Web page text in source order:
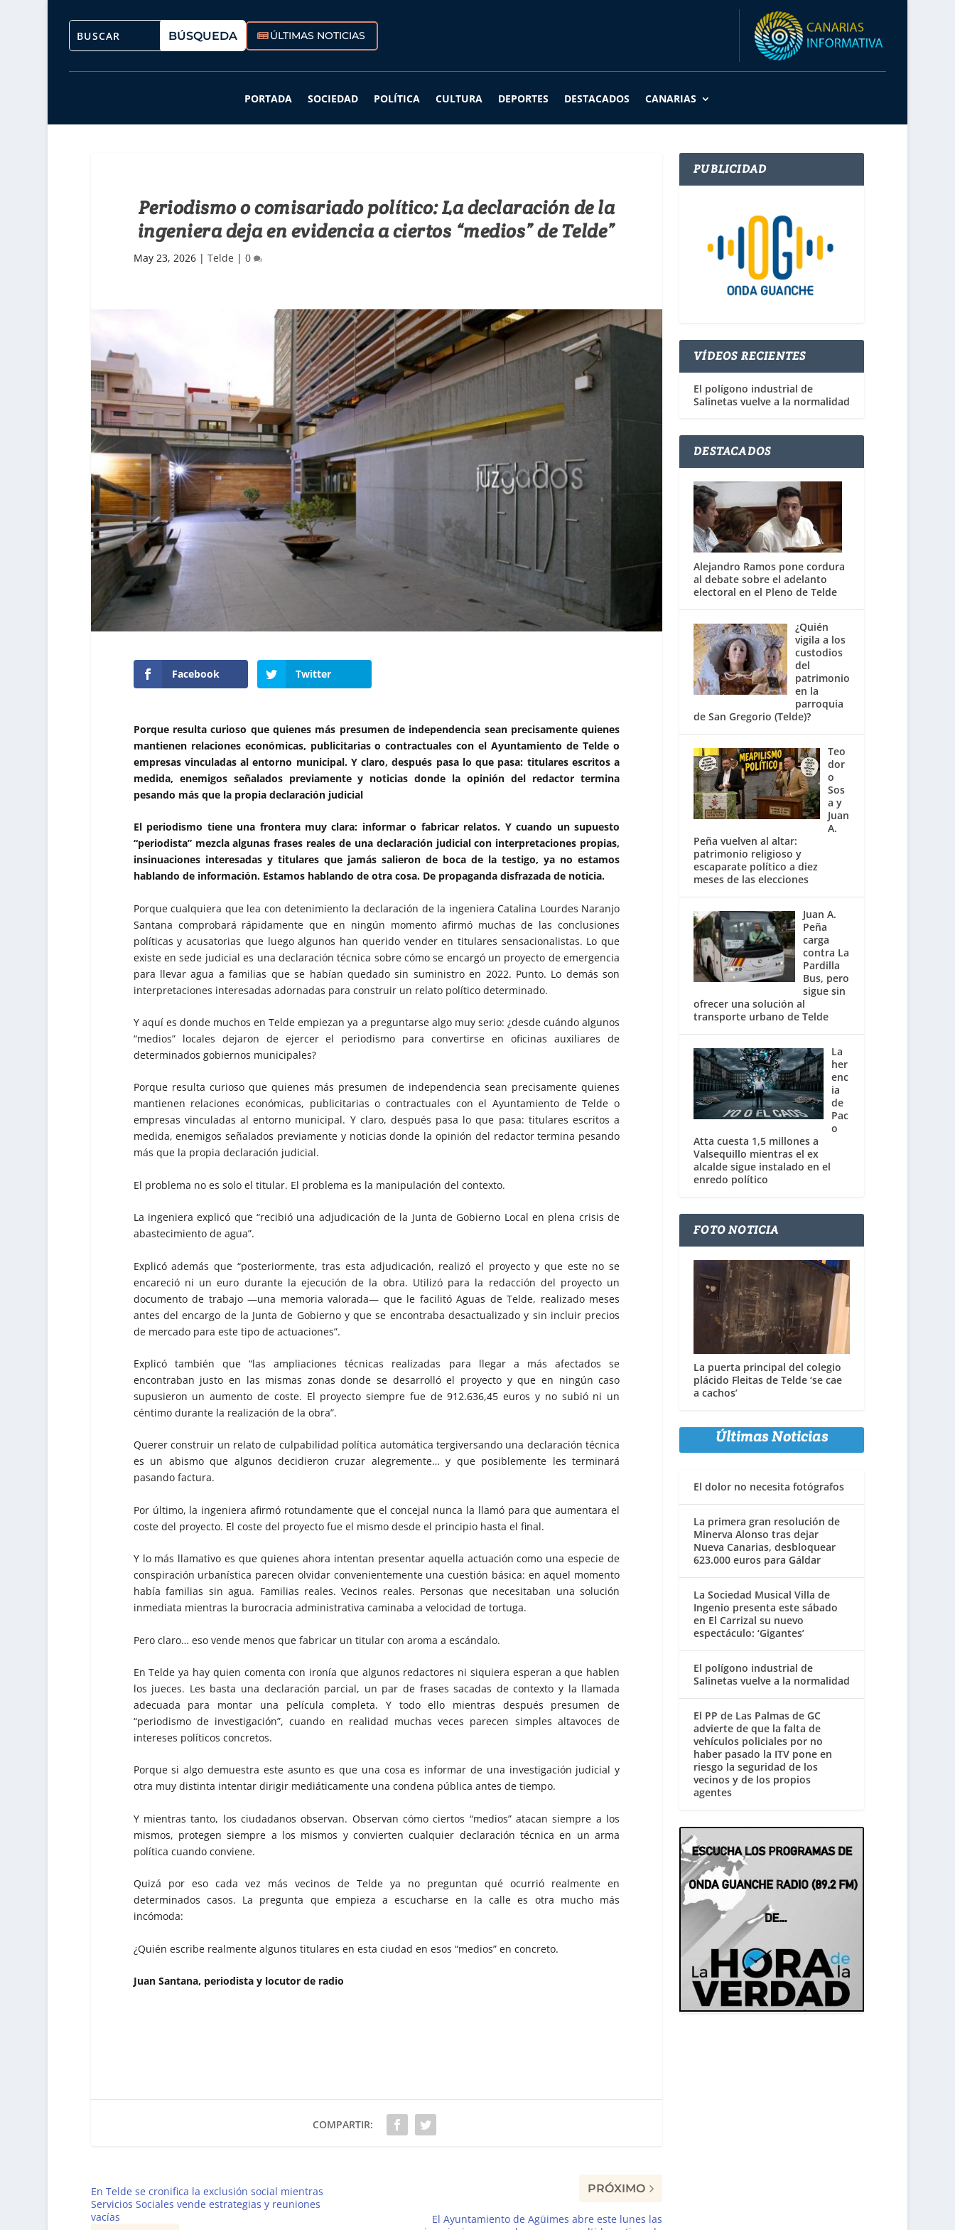
ÚLTIMAS NOTICIAS
PORTADA SOCIEDAD POLÍTICA CULTURA DEPORTES DESTACADOS CANARIAS
Periodismo o comisariado político: La declaración de la
ingeniera deja en evidencia a ciertos “medios” de Telde”
May 23, 2026| Telde | 0
Facebook Twitter
Porque resulta curioso que quienes más presumen de independencia sean precisamente quienes
mantienen relaciones económicas, publicitarias o contractuales con el Ayuntamiento de Telde o
empresas vinculadas al entorno municipal. Y claro, después pasa lo que pasa: titulares escritos a
medida, enemigos señalados previamente y noticias donde la opinión del redactor termina
pesando más que la propia declaración judicial
El periodismo tiene una frontera muy clara: informar o fabricar relatos. Y cuando un supuesto
“periodista” mezcla algunas frases reales de una declaración judicial con interpretaciones propias,
insinuaciones interesadas y titulares que jamás salieron de boca de la testigo, ya no estamos
hablando de información. Estamos hablando de otra cosa. De propaganda disfrazada de noticia.
Porque cualquiera que lea con detenimiento la declaración de la ingeniera Catalina Lourdes Naranjo
Santana comprobará rápidamente que en ningún momento afirmó muchas de las conclusiones
políticas y acusatorias que luego algunos han querido vender en titulares sensacionalistas. Lo que
existe en sede judicial es una declaración técnica sobre cómo se encargó un proyecto de emergencia
para llevar agua a familias que se habían quedado sin suministro en 2022. Punto. Lo demás son
interpretaciones interesadas adornadas para construir un relato político determinado.
Y aquí es donde muchos en Telde empiezan ya a preguntarse algo muy serio: ¿desde cuándo algunos
“medios” locales dejaron de ejercer el periodismo para convertirse en oficinas auxiliares de
determinados gobiernos municipales?
Porque resulta curioso que quienes más presumen de independencia sean precisamente quienes
mantienen relaciones económicas, publicitarias o contractuales con el Ayuntamiento de Telde o
empresas vinculadas al entorno municipal. Y claro, después pasa lo que pasa: titulares escritos a
medida, enemigos señalados previamente y noticias donde la opinión del redactor termina pesando
más que la propia declaración judicial.
El problema no es solo el titular. El problema es la manipulación del contexto.
La ingeniera explicó que “recibió una adjudicación de la Junta de Gobierno Local en plena crisis de
abastecimiento de agua”.
Explicó además que “posteriormente, tras esta adjudicación, realizó el proyecto y que este no se
encareció ni un euro durante la ejecución de la obra. Utilizó para la redacción del proyecto un
documento de trabajo —una memoria valorada— que le facilitó Aguas de Telde, realizado meses
antes del encargo de la Junta de Gobierno y que se encontraba desactualizado y sin incluir precios
de mercado para este tipo de actuaciones”.
Explicó también que “las ampliaciones técnicas realizadas para llegar a más afectados se
encontraban justo en las mismas zonas donde se desarrolló el proyecto y que en ningún caso
supusieron un aumento de coste. El proyecto siempre fue de 912.636,45 euros y no subió ni un
céntimo durante la realización de la obra”.
Querer construir un relato de culpabilidad política automática tergiversando una declaración técnica
es un abismo que algunos decidieron cruzar alegremente… y que posiblemente les terminará
pasando factura.
Por último, la ingeniera afirmó rotundamente que el concejal nunca la llamó para que aumentara el
coste del proyecto. El coste del proyecto fue el mismo desde el principio hasta el final.
Y lo más llamativo es que quienes ahora intentan presentar aquella actuación como una especie de
conspiración urbanística parecen olvidar convenientemente una cuestión básica: en aquel momento
había familias sin agua. Familias reales. Vecinos reales. Personas que necesitaban una solución
inmediata mientras la burocracia administrativa caminaba a velocidad de tortuga.
Pero claro… eso vende menos que fabricar un titular con aroma a escándalo.
En Telde ya hay quien comenta con ironía que algunos redactores ni siquiera esperan a que hablen
los jueces. Les basta una declaración parcial, un par de frases sacadas de contexto y la llamada
adecuada para montar una película completa. Y todo ello mientras después presumen de
“periodismo de investigación”, cuando en realidad muchas veces parecen simples altavoces de
intereses políticos concretos.
Porque si algo demuestra este asunto es que una cosa es informar de una investigación judicial y
otra muy distinta intentar dirigir mediáticamente una condena pública antes de tiempo.
Y mientras tanto, los ciudadanos observan. Observan cómo ciertos “medios” atacan siempre a los
mismos, protegen siempre a los mismos y convierten cualquier declaración técnica en un arma
política cuando conviene.
Quizá por eso cada vez más vecinos de Telde ya no preguntan qué ocurrió realmente en
determinados casos. La pregunta que empieza a escucharse en la calle es otra mucho más
incómoda:
¿Quién escribe realmente algunos titulares en esta ciudad en esos “medios” en concreto.
Juan Santana, periodista y locutor de radio
COMPARTIR:
En Telde se cronifica la exclusión social mientras
Servicios Sociales vende estrategias y reuniones
vacías
PRÓXIMO
El Ayuntamiento de Agüimes abre este lunes las
PUBLICIDAD
VÍDEOS RECIENTES
El polígono industrial de
Salinetas vuelve a la normalidad
DESTACADOS
Alejandro Ramos pone cordura
al debate sobre el adelanto
electoral en el Pleno de Telde
¿Quién
vigila a los
custodios
del
patrimonio
en la
parroquia
de San Gregorio (Telde)?
Teo
dor
o
Sos
a y
Juan
A.
Peña vuelven al altar:
patrimonio religioso y
escaparate político a diez
meses de las elecciones
Juan A.
Peña
carga
contra La
Pardilla
Bus, pero
sigue sin
ofrecer una solución al
transporte urbano de Telde
La
her
enc
ia
de
Pac
o
Atta cuesta 1,5 millones a
Valsequillo mientras el ex
alcalde sigue instalado en el
enredo político
FOTO NOTICIA
La puerta principal del colegio
plácido Fleitas de Telde ‘se cae
a cachos’
Últimas Noticias
El dolor no necesita fotógrafos
La primera gran resolución de
Minerva Alonso tras dejar
Nueva Canarias, desbloquear
623.000 euros para Gáldar
La Sociedad Musical Villa de
Ingenio presenta este sábado
en El Carrizal su nuevo
espectáculo: ‘Gigantes’
El polígono industrial de
Salinetas vuelve a la normalidad
El PP de Las Palmas de GC
advierte de que la falta de
vehículos policiales por no
haber pasado la ITV pone en
riesgo la seguridad de los
vecinos y de los propios
agentes